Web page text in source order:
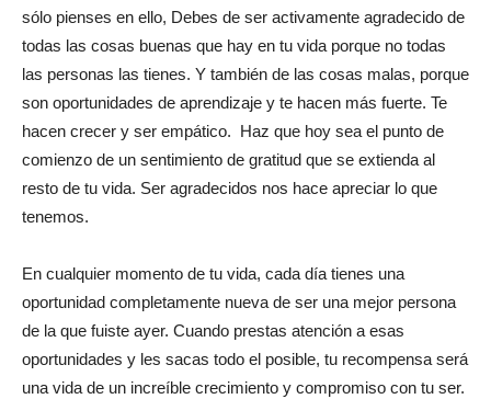
sólo pienses en ello, Debes de ser activamente agradecido de
todas las cosas buenas que hay en tu vida porque no todas
las personas las tienes. Y también de las cosas malas, porque
son oportunidades de aprendizaje y te hacen más fuerte. Te
hacen crecer y ser empático. Haz que hoy sea el punto de
comienzo de un sentimiento de gratitud que se extienda al
resto de tu vida. Ser agradecidos nos hace apreciar lo que
tenemos.
En cualquier momento de tu vida, cada día tienes una
oportunidad completamente nueva de ser una mejor persona
de la que fuiste ayer. Cuando prestas atención a esas
oportunidades y les sacas todo el posible, tu recompensa será
una vida de un increíble crecimiento y compromiso con tu ser.